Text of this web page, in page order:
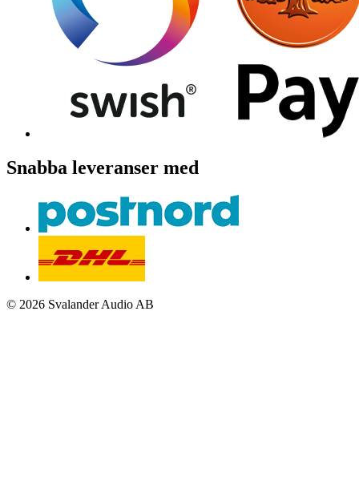
Snabba leveranser med
© 2026 Svalander Audio AB